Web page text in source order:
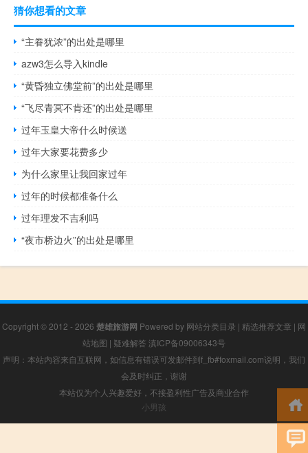
猜你想看的文章
“主眷犹浓”的出处是哪里
azw3怎么导入kindle
“黄昏独立佛堂前”的出处是哪里
“飞尽青冥不肯还”的出处是哪里
过年玉皇大帝什么时候送
过年大家要花费多少
为什么家里让我回家过年
过年的时候都准备什么
过年理发不吉利吗
“夜市桥边火”的出处是哪里
Copyright © 2012 - 2026 楚雄旅游网 Powered by 网站分类目录 | 精选推荐文章 | 网
站地图 | 疑难解答 滇ICP备09006343号
声明：本站内容来自互联网，如信息有错误可发邮件到f_fb#foxmail.com说明，我们
会及时纠正，谢谢
本站仅为个人兴趣爱好，不接盈利性广告及商业合作
小男孩